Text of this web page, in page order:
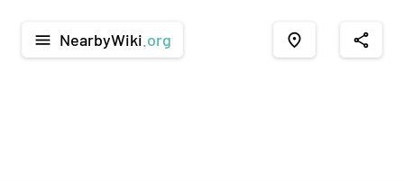
menu NearbyWiki .org place share